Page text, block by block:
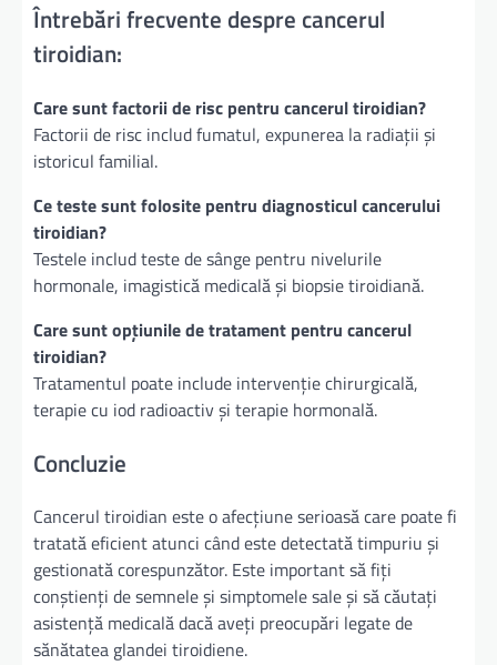
Întrebări frecvente despre cancerul
tiroidian:
Care sunt factorii de risc pentru cancerul tiroidian?
Factorii de risc includ fumatul, expunerea la radiații și
istoricul familial.
Ce teste sunt folosite pentru diagnosticul cancerului
tiroidian?
Testele includ teste de sânge pentru nivelurile
hormonale, imagistică medicală și biopsie tiroidiană.
Care sunt opțiunile de tratament pentru cancerul
tiroidian?
Tratamentul poate include intervenție chirurgicală,
terapie cu iod radioactiv și terapie hormonală.
Concluzie
Cancerul tiroidian este o afecțiune serioasă care poate fi
tratată eficient atunci când este detectată timpuriu și
gestionată corespunzător. Este important să fiți
conștienți de semnele și simptomele sale și să căutați
asistență medicală dacă aveți preocupări legate de
sănătatea glandei tiroidiene.